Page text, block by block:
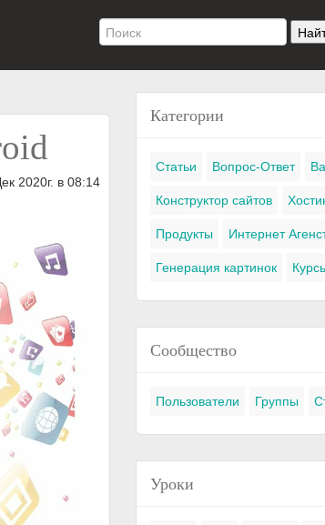
2020г. в 08:14
Категории
Статьи Вопрос-Ответ
Конструктор сайтов
Продукты Интернет
Генерация картинок
Сообщество
Пользователи Группы
Уроки